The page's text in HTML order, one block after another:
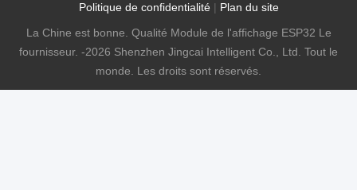
Politique de confidentialité| Plan du site
La Chine est bonne. Qualité Module de l'affichage ESP32 Le
fournisseur. -2026 Shenzhen Jingcai Intelligent Co., Ltd. Tout le
monde. Les droits sont réservés.